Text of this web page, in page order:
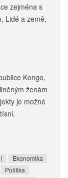
zejména s
Lidé a země,
Kongo,
ženám
je možné
Ekonomika
Politika